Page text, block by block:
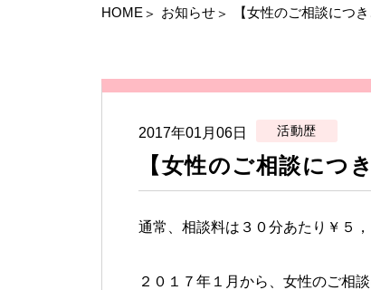
HOME お知らせ 【女性のご相談につ
2017年01月06日 活動歴
【女性のご相談につ
通常、相談料は３０分あたり￥５
２０１７年１月から、女性のご相